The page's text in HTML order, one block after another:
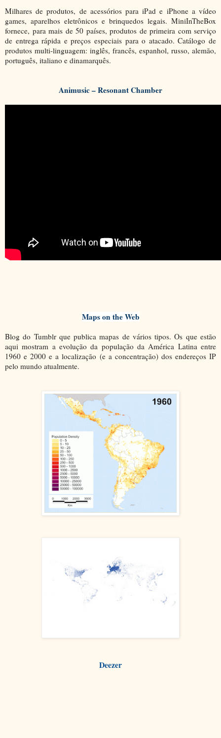
Milhares de produtos, de acessórios para iPad e iPhone a vídeo
games, aparelhos eletrônicos e brinquedos legais. MiniInTheBox
fornece, para mais de 50 países, produtos de primeira com serviço
de entrega rápida e preços especiais para o atacado. Catálogo de
produtos multi-linguagem: inglês, francês, espanhol, russo, alemão,
português, italiano e dinamarquês.
Animusic – Resonant Chamber
Maps on the Web
Blog do Tumblr que publica mapas de vários tipos. Os que estão
aqui mostram a evolução da população da América Latina entre
1960 e 2000 e a localização (e a concentração) dos endereços IP
pelo mundo atualmente.
Deezer